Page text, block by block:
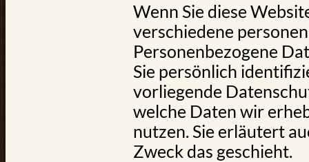
Wenn Sie diese
verschiedene
Personenbezogene
Sie persönlich
vorliegende
welche Daten wir
nutzen. Sie erläutert
Zweck das geschieht.